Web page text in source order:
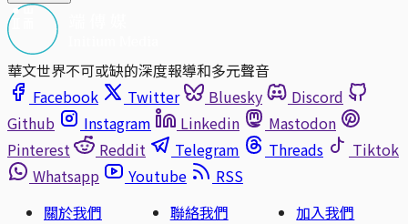
華文世界不可或缺的深度報導和多元聲音
Facebook
Twitter Bluesky
Discord
Github
Instagram Linkedin
Mastodon
Pinterest
Reddit Telegram Threads
Tiktok
Whatsapp
Youtube
RSS
關於我們
聯絡我們
加入我們